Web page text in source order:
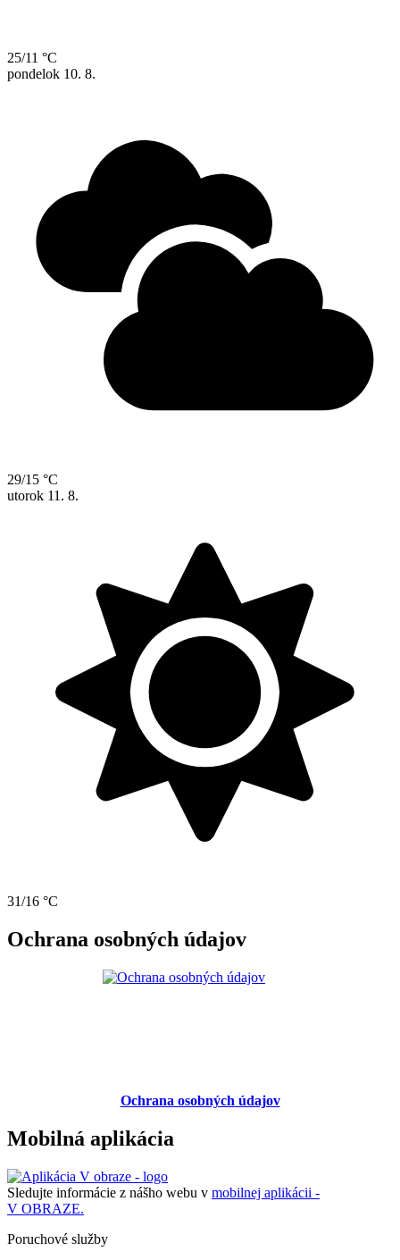
25/11 °C
pondelok 10. 8.
29/15 °C
utorok 11. 8.
31/16 °C
Ochrana osobných údajov
Ochrana osobných údajov
Mobilná aplikácia
Sledujte informácie z nášho webu v mobilnej aplikácii -
V OBRAZE.
Poruchové služby